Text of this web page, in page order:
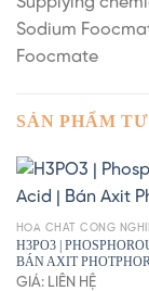
Sodium
Foocmate
SẢN PHẨM
HÓA CHẤT CÔNG
H3PO3 |
BÁN AXIT
GIÁ: LIÊN HỆ